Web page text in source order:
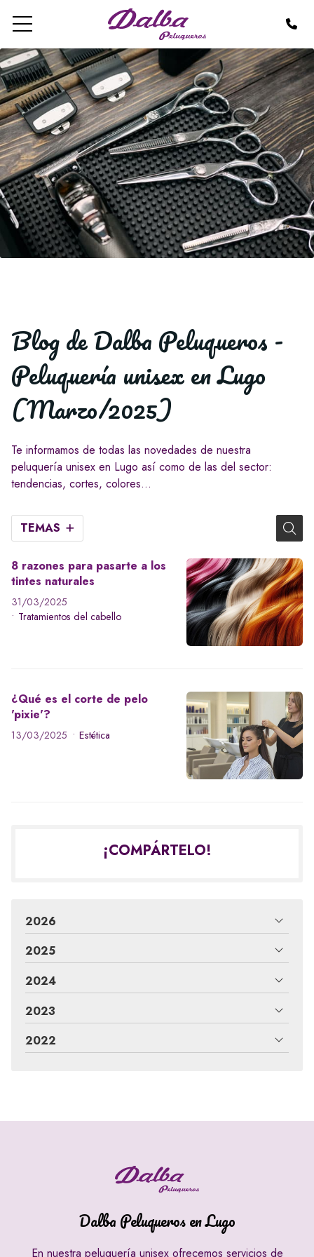
Blog de Dalba Peluqueros -
Peluquería unisex en Lugo
(Marzo/2025)
Te informamos de todas las novedades de nuestra
peluquería unisex en Lugo así como de las del sector:
tendencias, cortes, colores...
TEMAS
8 razones para pasarte a los
tintes naturales
31/03/2025
Tratamientos del cabello
¿Qué es el corte de pelo
'pixie'?
13/03/2025 Estética
¡COMPÁRTELO!
2026
2025
2024
2023
2022
Dalba Peluqueros en Lugo
En nuestra peluquería unisex ofrecemos servicios de